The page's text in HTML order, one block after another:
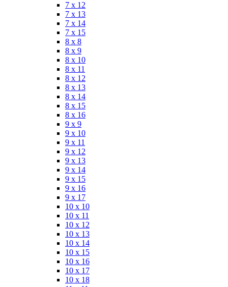
7 x 12
7 x 13
7 x 14
7 x 15
8 x 8
8 x 9
8 x 10
8 x 11
8 x 12
8 x 13
8 x 14
8 x 15
8 x 16
9 x 9
9 x 10
9 x 11
9 x 12
9 x 13
9 x 14
9 x 15
9 x 16
9 x 17
10 x 10
10 x 11
10 x 12
10 x 13
10 x 14
10 x 15
10 x 16
10 x 17
10 x 18